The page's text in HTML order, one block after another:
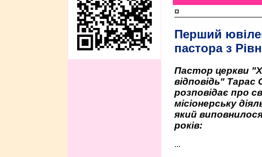
¤
Перший
пастора з
Пастор церкви
відповідь" Тарас
розповідає про
місіонерську
який
років:
...